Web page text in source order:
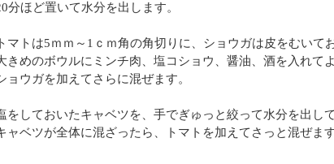
分ほど置いて水分を出します。
トマトは5ｍｍ～1ｃｍ角の角切りに、ショウガは皮をむいて
きめのボウルにミンチ肉、塩コショウ、醤油、酒を入れてよ
ョウガを加えてさらに混ぜます。
をしておいたキャベツを、手でぎゅっと絞って水分を出し
ャベツが全体に混ざったら、トマトを加えてさっと混ぜます